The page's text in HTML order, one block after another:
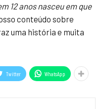
12 anos nasceu em que
conteúdo sobre
uma história e muita
Twitter WhatsApp